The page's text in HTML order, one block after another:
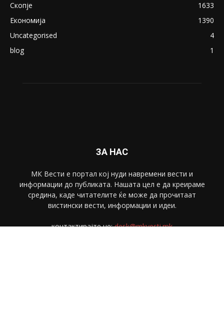
Скопје
1633
Економија
1390
Uncategorised
4
blog
1
ЗА НАС
МК Вести е портал коj нуди навремени вести и
информации до публиката. Нашата цел е да креираме
средина, каде читателите ќе може да прочитаат
вистински вести, информации и идеи.
контактирајте не:desk@mkvesti.mk